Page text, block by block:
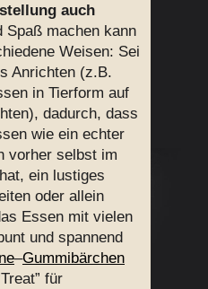
auch
Spaß machen kann
Weisen: Sei
Anrichten (z.B.
in Tierform auf
dadurch, dass
wie ein echter
vorher selbst im
ein lustiges
oder allein
Essen mit vielen
und spannend
–Gummibärchen
für